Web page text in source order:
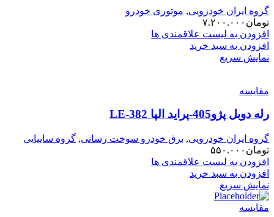
گروه ایران خودرویی, موتوری خودرو
تومان ۷.۲۰۰.۰۰۰
افزودن به لیست علاقمندی ها
افزودن به سبد خرید
نمایش سریع
مقایسه
رله دوبل پژو405-پراید الپا LE-382
گروه ایران خودرویی, برق خودرو سوخت رسانی, گروه سایپایی
تومان ۵۵۰.۰۰۰
افزودن به لیست علاقمندی ها
افزودن به سبد خرید
نمایش سریع
مقایسه